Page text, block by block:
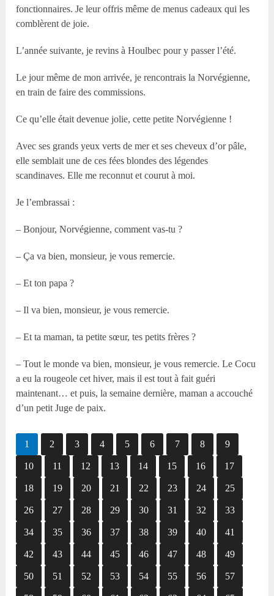
fonctionnaires. Je leur offris même de menus cadeaux qui les
comblèrent de joie.
L’année suivante, je revins à Houlbec pour y passer l’été.
Le jour même de mon arrivée, je rencontrais la Norvégienne,
en train de faire des commissions.
Ce qu’elle était devenue jolie, cette petite Norvégienne !
Avec ses grands yeux verts de mer et ses cheveux d’or pâle,
elle semblait une de ces fées blondes des légendes
scandinaves. Elle me reconnut et courut à moi.
Je l’embrassai :
– Bonjour, Norvégienne, comment vas-tu ?
– Ça va bien, monsieur, je vous remercie.
– Et ton papa ?
– Il va bien, monsieur, je vous remercie.
– Et ta maman, ta petite sœur, tes petits frères ?
– Tout le monde va bien, monsieur, je vous remercie. Le Cocu
a eu la rougeole cet hiver, mais il est tout à fait guéri
maintenant… et puis, la semaine dernière, maman a accouché
d’un petit Juge de paix.
1 2 3 4 5 6 7 8 9
10 11 12 13 14 15 16 17
18 19 20 21 22 23 24 25
26 27 28 29 30 31 32 33
34 35 36 37 38 39 40 41
42 43 44 45 46 47 48 49
50 51 52 53 54 55 56 57